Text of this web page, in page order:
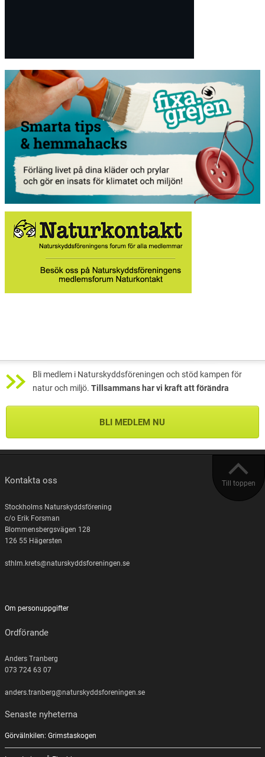
Bli medlem i Naturskyddsföreningen och stöd kampen för
natur och miljö. Tillsammans har vi kraft att förändra
BLI MEDLEM NU
Till toppen
Kontakta oss
Stockholms Naturskyddsförening
c/o Erik Forsman
Blommensbergsvägen 128
126 55 Hägersten
sthlm.krets@naturskyddsforeningen.se
Om personuppgifter
Ordförande
Anders Tranberg
073 724 63 07
anders.tranberg@naturskyddsforeningen.se
Senaste nyheterna
Görvälnkilen: Grimstaskogen